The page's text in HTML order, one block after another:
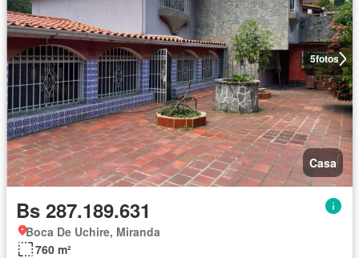
5fotos
Casa
Bs 287.189.631
Boca De Uchire, Miranda
760 m²